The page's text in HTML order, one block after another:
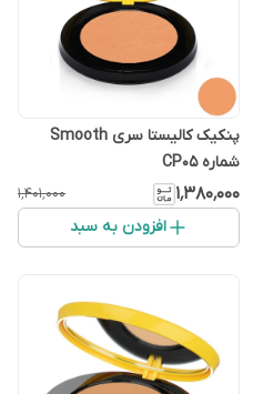
پنکیک کالیستا سری Smooth
شماره CP05
۱٬۳۸۰٬۰۰۰ ۱٬۴۰۱٬۰۰۰
افزودن به سبد